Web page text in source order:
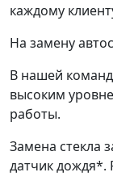
каждому
На замену
В нашей
высоким
работы.
Замена стекла
датчик дождя*.